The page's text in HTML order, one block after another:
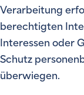
Verarbeitung
berechtigten
Interessen oder
Schutz
überwiegen.